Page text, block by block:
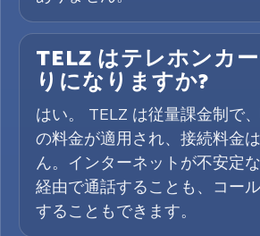
TELZ はテレホンカ
りになりますか?
はい。 TELZ は従量課金制で
の料金が適用され、接続料金
ん。インターネットが不安定
経由で通話することも、コー
することもできます。